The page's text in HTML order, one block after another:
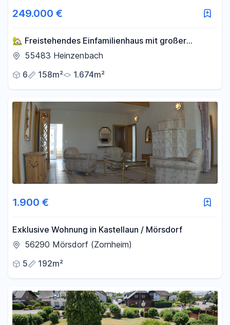
249.000 €
🏡 Freistehendes Einfamilienhaus mit großer
Scheune auf 1.674 m² Grundstück
55483 Heinzenbach
6
158m² 1.674m²
1.900 €
Exklusive Wohnung in Kastellaun / Mörsdorf
56290 Mörsdorf (Zornheim)
5
192m²